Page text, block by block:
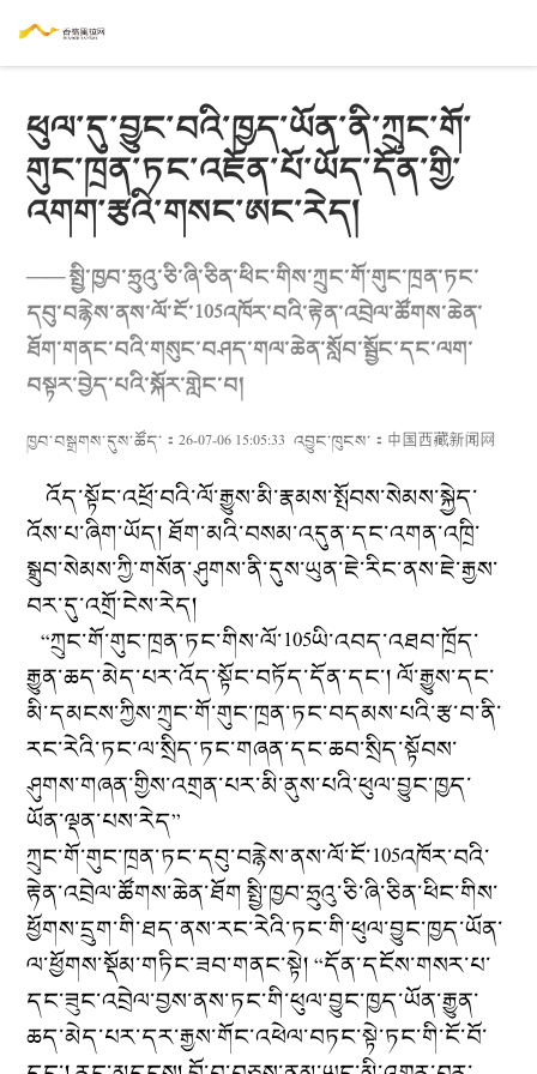
ཕུལ་དུ་བྱུང་བའི་ཁྱད་ཡོན་ནི་ཀྲུང་གོ་
གུང་ཁྲན་ཏང་འཇོན་པོ་ཡོད་དོན་གྱི་
འགག་རྩའི་གསང་ཨང་རེད།
—— སྤྱི་ཁྱབ་ཧྲུའུ་ཅི་ཞི་ཅིན་ཕིང་གིས་ཀྲུང་གོ་གུང་ཁྲན་ཏང་
དབུ་བརྙེས་ནས་ལོ་ངོ་105འཁོར་བའི་རྟེན་འབྲེལ་ཚོགས་ཆེན་
ཐོག་གནང་བའི་གསུང་བཤད་གལ་ཆེན་སློབ་སྦྱོང་དང་ལག་
བསྟར་བྱེད་པའི་སྐོར་གླེང་བ།
ཁྱབ་བསྒྲགས་དུས་ཚོད་：26-07-06 15:05:33 འབྱུང་ཁུངས་： 中国西藏新闻网
འོད་སྟོང་འཕྲོ་བའི་ལོ་རྒྱུས་མི་རྣམས་སྤོབས་སེམས་སྐྱེད་
འོས་པ་ཞིག་ཡོད། ཐོག་མའི་བསམ་འདུན་དང་འགན་འཁྲི་
སྒྲུབ་སེམས་ཀྱི་གསོན་ཤུགས་ནི་དུས་ཡུན་ཇེ་རིང་ནས་ཇེ་རྒྱས་
བར་དུ་འགྲོ་ངེས་རེད།
“ཀྲུང་གོ་གུང་ཁྲན་ཏང་གིས་ལོ་105ཡི་འབད་འཐབ་ཁྲོད་
རྒྱུན་ཆད་མེད་པར་འོད་སྟོང་བཏོད་དོན་དང་། ལོ་རྒྱུས་དང་
མི་དམངས་ཀྱིས་ཀྲུང་གོ་གུང་ཁྲན་ཏང་བདམས་པའི་རྩ་བ་ནི་
རང་རེའི་ཏང་ལ་སྲིད་ཏང་གཞན་དང་ཆབ་སྲིད་སྟོབས་
ཤུགས་གཞན་གྱིས་འགྲན་པར་མི་ནུས་པའི་ཕུལ་བྱུང་ཁྱད་
ཡོན་ལྡན་པས་རེད”
ཀྲུང་གོ་གུང་ཁྲན་ཏང་དབུ་བརྙེས་ནས་ལོ་ངོ་105འཁོར་བའི་
རྟེན་འབྲེལ་ཚོགས་ཆེན་ཐོག སྤྱི་ཁྱབ་ཧྲུའུ་ཅི་ཞི་ཅིན་ཕིང་གིས་
ཕྱོགས་དྲུག་གི་ཐད་ནས་རང་རེའི་ཏང་གི་ཕུལ་བྱུང་ཁྱད་ཡོན་
ལ་ཕྱོགས་སྡོམ་གཏིང་ཟབ་གནང་སྟེ། “དོན་དངོས་གསར་པ་
དང་ཟུང་འབྲེལ་བྱས་ནས་ཏང་གི་ཕུལ་བྱུང་ཁྱད་ཡོན་རྒྱུན་
ཆད་མེད་པར་དར་རྒྱས་གོང་འཕེལ་བཏང་སྟེ་ཏང་གི་ངོ་བོ་